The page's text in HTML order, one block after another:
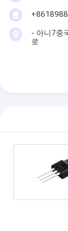
- 아니7중
로